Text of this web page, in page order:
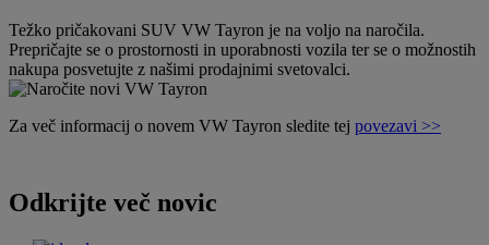
Težko pričakovani SUV VW Tayron je na voljo na naročila.
Prepričajte se o prostornosti in uporabnosti vozila ter se o možnostih
nakupa posvetujte z našimi prodajnimi svetovalci.
Za več informacij o novem VW Tayron sledite tej povezavi >>
Odkrijte več novic